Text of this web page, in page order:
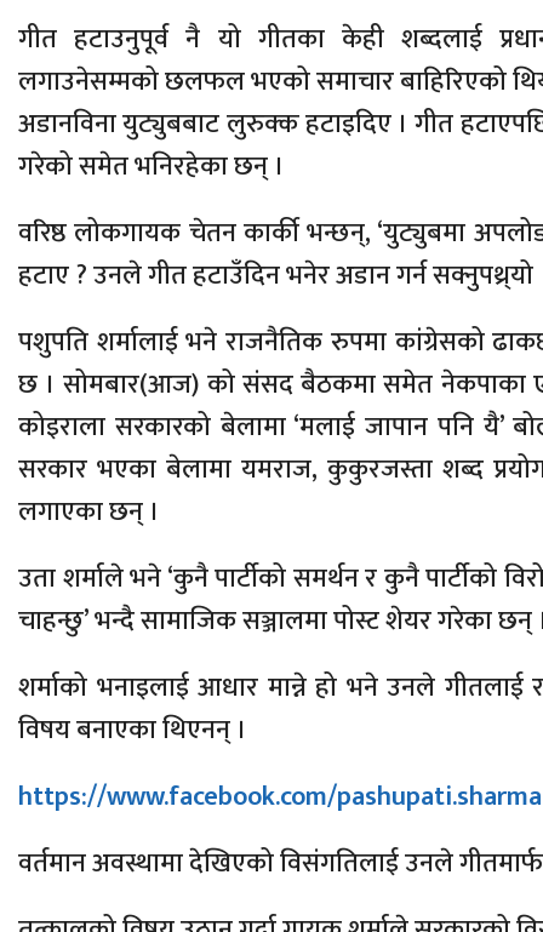
गीत हटाउनुपूर्व नै यो गीतका केही शब्दलाई
लगाउनेसम्मको छलफल भएको समाचार बाहिरिएको
अडानविना युट्युबबाट लुरुक्क हटाइदिए । गीत
गरेको समेत भनिरहेका छन् ।
वरिष्ठ लोकगायक चेतन कार्की भन्छन्, ‘युट्युबमा
हटाए ? उनले गीत हटाउँदिन भनेर अडान गर्न सक्नुपथ्र्यो
पशुपति शर्मालाई भने राजनैतिक रुपमा कांग्रेसको
छ । सोमबार(आज) को संसद बैठकमा समेत
कोइराला सरकारको बेलामा ‘मलाई जापान पनि यै’
सरकार भएका बेलामा यमराज, कुकुरजस्ता शब्द
लगाएका छन् ।
उता शर्माले भने ‘कुनै पार्टीको समर्थन र कुनै पार्टीको
चाहन्छु’ भन्दै सामाजिक सञ्जालमा पोस्ट शेयर गरेका छन्
शर्माको भनाइलाई आधार मान्ने हो भने उनले गीतलाई
विषय बनाएका थिएनन् ।
https://www.facebook.com/
वर्तमान अवस्थामा देखिएको विसंगतिलाई उनले